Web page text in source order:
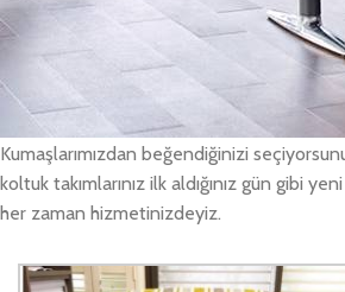
Ofis koltuk tamiri işleri
Salacak Ofis Koltuk Tamiri olarak,
takımlarınızı yerinizden alıyoruz.
Kumaşlarımızdan beğendiğinizi
koltuk takımlarınız ilk aldığınız gün gibi
her zaman hizmetinizdeyiz.